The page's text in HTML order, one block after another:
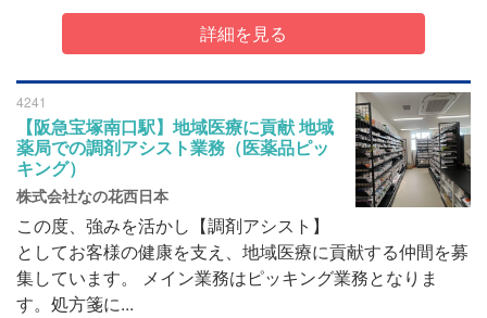
詳細を見る
4241
【阪急宝塚南口駅】地域医療に貢献 地域
薬局での調剤アシスト業務（医薬品ピッ
キング）
株式会社なの花西日本
この度、強みを活かし【調剤アシスト】
としてお客様の健康を⽀え、地域医療に貢献する仲間を募
集しています。 メイン業務はピッキング業務となりま
す。処方箋に...